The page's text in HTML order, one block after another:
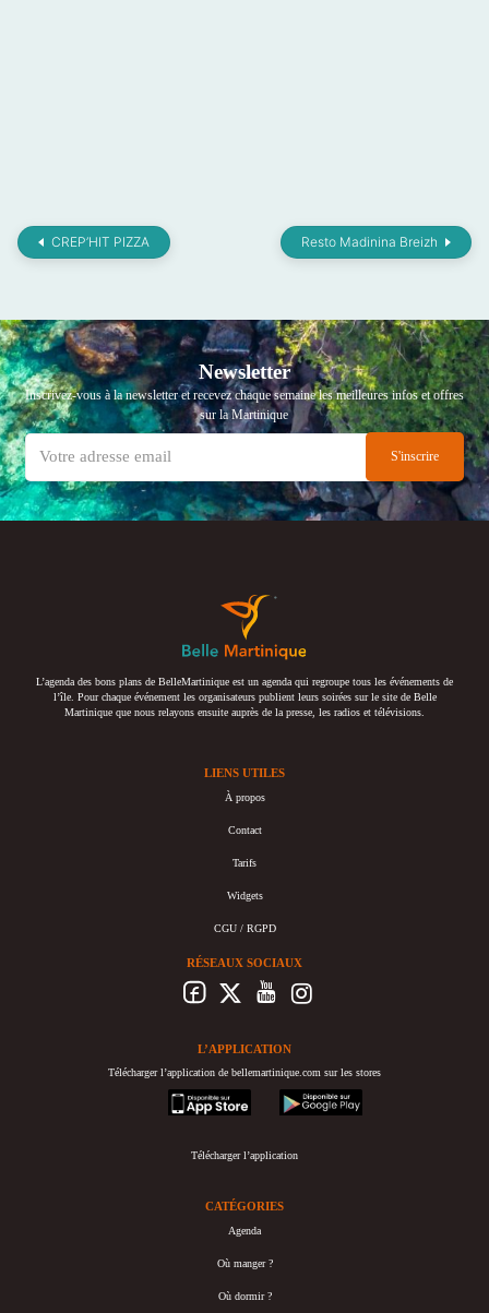
CREP’HIT PIZZA Resto Madinina Breizh
Newsletter
Inscrivez-vous à la newsletter et recevez chaque semaine les meilleures infos et offres
sur la Martinique
L’agenda des bons plans de BelleMartinique est un agenda qui regroupe tous les événements de
l’île. Pour chaque événement les organisateurs publient leurs soirées sur le site de Belle
Martinique que nous relayons ensuite auprès de la presse, les radios et télévisions.
LIENS UTILES
À propos
Contact
Tarifs
Widgets
CGU / RGPD
RÉSEAUX SOCIAUX
L’APPLICATION
Télécharger l’application de bellemartinique.com sur les stores
appstore
googleplay
Télécharger l’application
CATÉGORIES
Agenda
Où manger ?
Où dormir ?